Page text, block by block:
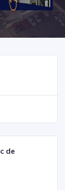
de